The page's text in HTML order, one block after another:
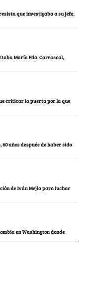
que investigaba a su jefe,
María Fda. Carrascal,
criticar la puerta por la que
años después de haber sido
de Iván Mejía para luchar
en Washington donde